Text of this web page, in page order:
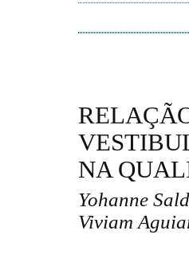
NA
Yohanne
Viviam